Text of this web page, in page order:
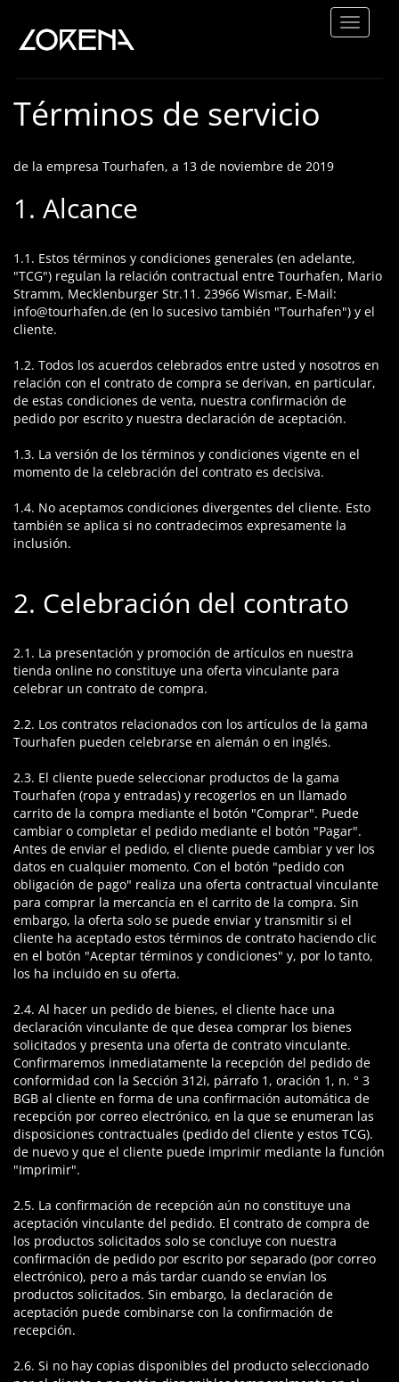
-
Heart
RockHOME
VIDEOS
SHOP
Términos de servicio
de la empresa Tourhafen, a 13 de noviembre de 2019
1. Alcance
1.1. Estos términos y condiciones generales (en adelante,
"TCG") regulan la relación contractual entre Tourhafen, Mario
Stramm, Mecklenburger Str.11. 23966 Wismar, E-Mail:
info@tourhafen.de (en lo sucesivo también "Tourhafen") y el
cliente.
1.2. Todos los acuerdos celebrados entre usted y nosotros en
relación con el contrato de compra se derivan, en particular,
de estas condiciones de venta, nuestra confirmación de
pedido por escrito y nuestra declaración de aceptación.
1.3. La versión de los términos y condiciones vigente en el
momento de la celebración del contrato es decisiva.
1.4. No aceptamos condiciones divergentes del cliente. Esto
también se aplica si no contradecimos expresamente la
inclusión.
2. Celebración del contrato
2.1. La presentación y promoción de artículos en nuestra
tienda online no constituye una oferta vinculante para
celebrar un contrato de compra.
2.2. Los contratos relacionados con los artículos de la gama
Tourhafen pueden celebrarse en alemán o en inglés.
2.3. El cliente puede seleccionar productos de la gama
Tourhafen (ropa y entradas) y recogerlos en un llamado
carrito de la compra mediante el botón "Comprar". Puede
cambiar o completar el pedido mediante el botón "Pagar".
Antes de enviar el pedido, el cliente puede cambiar y ver los
datos en cualquier momento. Con el botón "pedido con
obligación de pago" realiza una oferta contractual vinculante
para comprar la mercancía en el carrito de la compra. Sin
embargo, la oferta solo se puede enviar y transmitir si el
cliente ha aceptado estos términos de contrato haciendo clic
en el botón "Aceptar términos y condiciones" y, por lo tanto,
los ha incluido en su oferta.
2.4. Al hacer un pedido de bienes, el cliente hace una
declaración vinculante de que desea comprar los bienes
solicitados y presenta una oferta de contrato vinculante.
Confirmaremos inmediatamente la recepción del pedido de
conformidad con la Sección 312i, párrafo 1, oración 1, n. ° 3
BGB al cliente en forma de una confirmación automática de
recepción por correo electrónico, en la que se enumeran las
disposiciones contractuales (pedido del cliente y estos TCG).
de nuevo y que el cliente puede imprimir mediante la función
"Imprimir".
2.5. La confirmación de recepción aún no constituye una
aceptación vinculante del pedido. El contrato de compra de
los productos solicitados solo se concluye con nuestra
confirmación de pedido por escrito por separado (por correo
electrónico), pero a más tardar cuando se envían los
productos solicitados. Sin embargo, la declaración de
aceptación puede combinarse con la confirmación de
recepción.
2.6. Si no hay copias disponibles del producto seleccionado